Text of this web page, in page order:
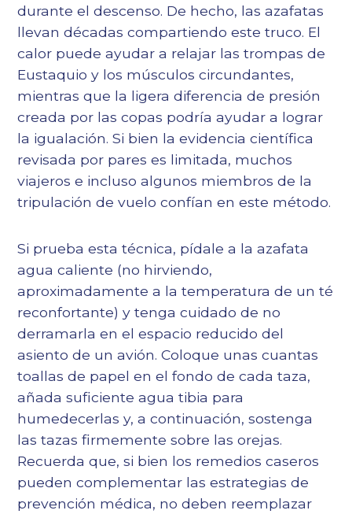
durante el descenso. De hecho, las azafatas
llevan décadas compartiendo este truco. El
calor puede ayudar a relajar las trompas de
Eustaquio y los músculos circundantes,
mientras que la ligera diferencia de presión
creada por las copas podría ayudar a lograr
la igualación. Si bien la evidencia científica
revisada por pares es limitada, muchos
viajeros e incluso algunos miembros de la
tripulación de vuelo confían en este método.
Si prueba esta técnica, pídale a la azafata
agua caliente (no hirviendo,
aproximadamente a la temperatura de un té
reconfortante) y tenga cuidado de no
derramarla en el espacio reducido del
asiento de un avión. Coloque unas cuantas
toallas de papel en el fondo de cada taza,
añada suficiente agua tibia para
humedecerlas y, a continuación, sostenga
las tazas firmemente sobre las orejas.
Recuerda que, si bien los remedios caseros
pueden complementar las estrategias de
prevención médica, no deben reemplazar